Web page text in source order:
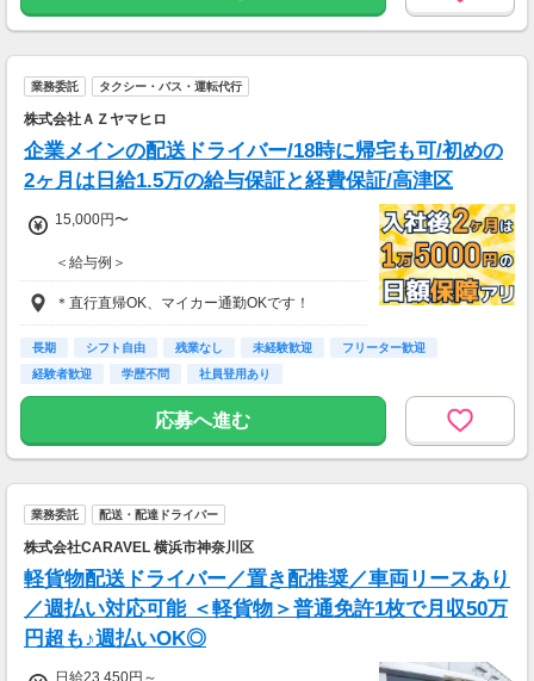
年収400万円
■25歳／未経験スタート・1年半
年収460万円
■29歳／経験者・2年目
年収820万円
業務委託 タクシー・バス・運転代行
株式会社ＡＺヤマヒロ
企業メインの配送ドライバー/18時に帰宅も可/初めの
2ヶ月は日給1.5万の給与保証と経費保証/高津区
15,000円〜
＜給与例＞
月収37万5000円＝日収1万5000円（120個で試
算）×25日稼働
月収30万円＝日収1万5000円（120個で試算）×
20日稼働
ッフがほとんどです！
＊直行直帰OK、マイカー通勤OKです！
長期 シフト自由 残業なし 未経験歓迎
フリーター歓迎
経験者歓迎
学歴不問 社員登用あり
応募へ進む
業務委託 配送・配達ドライバー
株式会社CARAVEL 横浜市神奈川区
軽貨物配送ドライバー／置き配推奨／車両リースあり
／週払い対応可能 ＜軽貨物＞普通免許1枚で月収50万
円超も♪週払いOK◎
日給23,450円～